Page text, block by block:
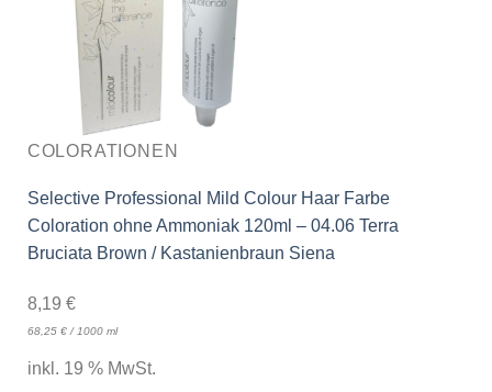
COLORATIONEN
Selective Professional Mild Colour Haar Farbe
Coloration ohne Ammoniak 120ml – 04.06 Terra
Bruciata Brown / Kastanienbraun Siena
8,19 €
68,25 €/ 1000 ml
inkl. 19 % MwSt.